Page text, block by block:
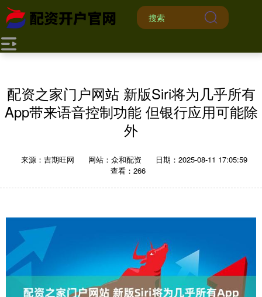
配资之家门户网站 新版Siri将为几乎所有
App带来语音控制功能 但银行应用可能除
外
来源：吉期旺网 网站：众和配资
日期：2025-08-11 17:05:59
查看：266